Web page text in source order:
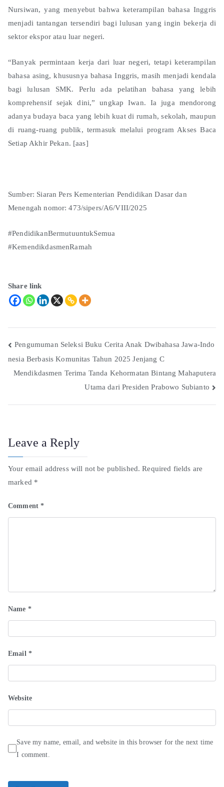
Nursiwan, yang menyebut bahwa keterampilan bahasa Inggris
menjadi tantangan tersendiri bagi lulusan yang ingin bekerja di
sektor ekspor atau luar negeri.
“Banyak permintaan kerja dari luar negeri, tetapi keterampilan
bahasa asing, khususnya bahasa Inggris, masih menjadi kendala
bagi lulusan SMK. Perlu ada pelatihan bahasa yang lebih
komprehensif sejak dini,” ungkap Iwan. Ia juga mendorong
adanya budaya baca yang lebih kuat di rumah, sekolah, maupun
di ruang-ruang publik, termasuk melalui program Akses Baca
Setiap Akhir Pekan. [aas]
Sumber: Siaran Pers Kementerian Pendidikan Dasar dan
Menengah nomor: 473/sipers/A6/VIII/2025
#PendidikanBermutuuntukSemua
#KemendikdasmenRamah
Share link
Pengumuman Seleksi Buku Cerita Anak Dwibahasa Jawa-Indo
nesia Berbasis Komunitas Tahun 2025 Jenjang C
Mendikdasmen Terima Tanda Kehormatan Bintang Mahaputera
Utama dari Presiden Prabowo Subianto
Leave a Reply
Your email address will not be published. Required fields are
marked *
Comment*
Name *
Email *
Website
Save my name, email, and website in this browser for the next time
I comment.